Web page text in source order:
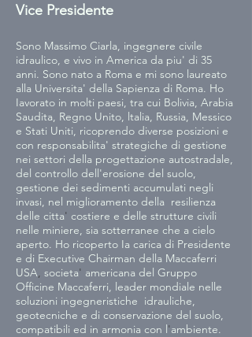
Vice Presidente
Sono Massimo Ciarla, ingegnere civile
idraulico, e vivo in America da piu' di 35
anni. Sono nato a Roma e mi sono laureato
alla Universita' della Sapienza di Roma. Ho
Iavorato in molti paesi, tra cui Bolivia, Arabia
Saudita, Regno Unito, ltalia, Russia, Messico
e Stati Uniti, ricoprendo diverse posizioni e
con responsabilita' strategiche di gestione
nei settori della progettazione autostradale,
del controllo dell'erosione del suolo,
gestione dei sedimenti accumulati negli
invasi, nel miglioramento della  resilienza
delle citta' costiere e delle strutture civili
nelle miniere, sia sotterranee che a cielo
aperto. Ho ricoperto Ia carica di Presidente
e di Executive Chairman della Maccaferri
USA, societa' americana del Gruppo
Officine Maccaferri, leader mondiale nelle
soluzioni ingegneristiche  idrauliche,
geotecniche e di conservazione del suolo,
compatibili ed in armonia con l'ambiente.